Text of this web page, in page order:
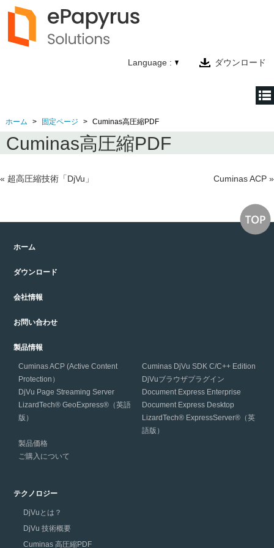
Language : ダウンロード
ホーム
製品情報
お問い合わせ
ホーム 固定ページ Cuminas高圧縮PDF
Cuminas高圧縮PDF
« 超高圧縮技術「DjVu」 Cuminas ACP »
ホーム
ダウンロード
会社情報
お問い合わせ
製品情報
Cuminas ACP (Active Content
Protection）
Cuminas DjVu SDK C/C++ Edition
DjVuブラウザプラグイン
DjVu Page Streaming Server
Document Express Enterprise
LizardTech® GeoExpress®（英語
版）
Document Express Desktop
LizardTech® ExpressServer®（英
語版）
製品価格
ご購入について
テクノロジー
DjVuとは？
DjVu 技術概要
Cuminas 高圧縮PDF